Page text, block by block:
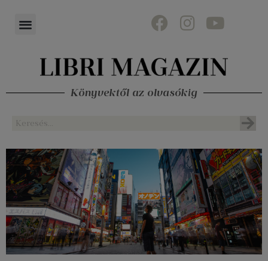
Könyvektől az olvasókig